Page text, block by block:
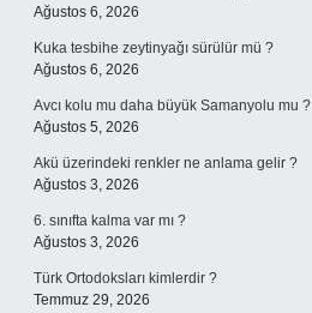
Ağustos 6, 2026
Kuka tesbihe zeytinyağı sürülür mü ?
Ağustos 6, 2026
Avcı kolu mu daha büyük Samanyolu mu ?
Ağustos 5, 2026
Akü üzerindeki renkler ne anlama gelir ?
Ağustos 3, 2026
6. sınıfta kalma var mı ?
Ağustos 3, 2026
Türk Ortodoksları kimlerdir ?
Temmuz 29, 2026